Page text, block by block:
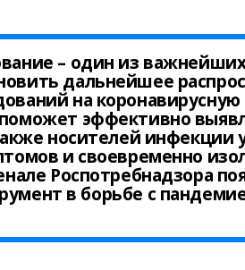
– один из
дальнейшее
на
эффективно
носителей инфекции
и своевременно
Роспотребнадзора
в борьбе с